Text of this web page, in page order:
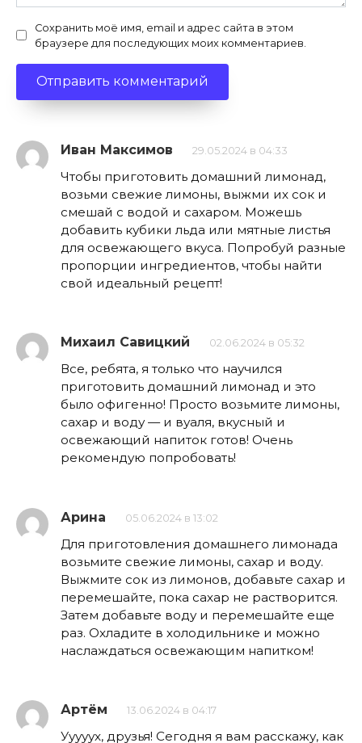
Сохранить моё имя, email и адрес сайта в этом
браузере для последующих моих комментариев.
Иван Максимов 29.05.2024 в 04:33
Чтобы приготовить домашний лимонад,
возьми свежие лимоны, выжми их сок и
смешай с водой и сахаром. Можешь
добавить кубики льда или мятные листья
для освежающего вкуса. Попробуй разные
пропорции ингредиентов, чтобы найти
свой идеальный рецепт!
Михаил Савицкий 02.06.2024 в 05:32
Все, ребята, я только что научился
приготовить домашний лимонад и это
было офигенно! Просто возьмите лимоны,
сахар и воду — и вуаля, вкусный и
освежающий напиток готов! Очень
рекомендую попробовать!
Арина 05.06.2024 в 13:02
Для приготовления домашнего лимонада
возьмите свежие лимоны, сахар и воду.
Выжмите сок из лимонов, добавьте сахар и
перемешайте, пока сахар не растворится.
Затем добавьте воду и перемешайте еще
раз. Охладите в холодильнике и можно
наслаждаться освежающим напитком!
Артём 13.06.2024 в 04:17
Ууууух, друзья! Сегодня я вам расскажу, как